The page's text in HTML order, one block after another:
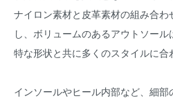
ナイロン素材と皮革素材の組み合わ
し、ボリュームのあるアウトソー
特な形状と共に多くのスタイルに合
インソールやヒール内部など、細